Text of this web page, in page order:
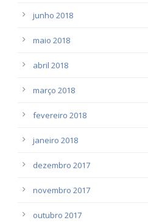
junho 2018
maio 2018
abril 2018
março 2018
fevereiro 2018
janeiro 2018
dezembro 2017
novembro 2017
outubro 2017